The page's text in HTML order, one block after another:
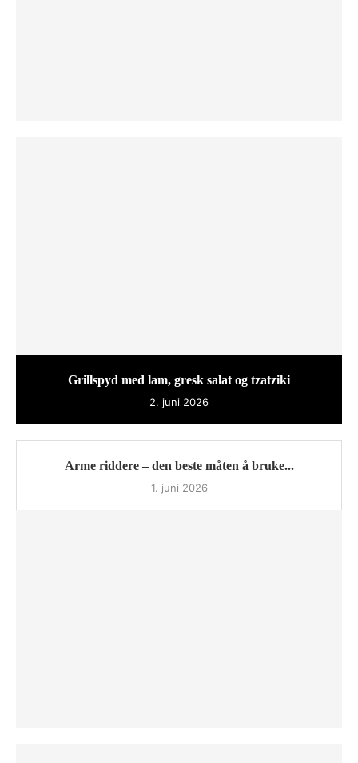
Grillspyd med lam, gresk salat og tzatziki
2. juni 2026
Arme riddere – den beste måten å bruke...
1. juni 2026